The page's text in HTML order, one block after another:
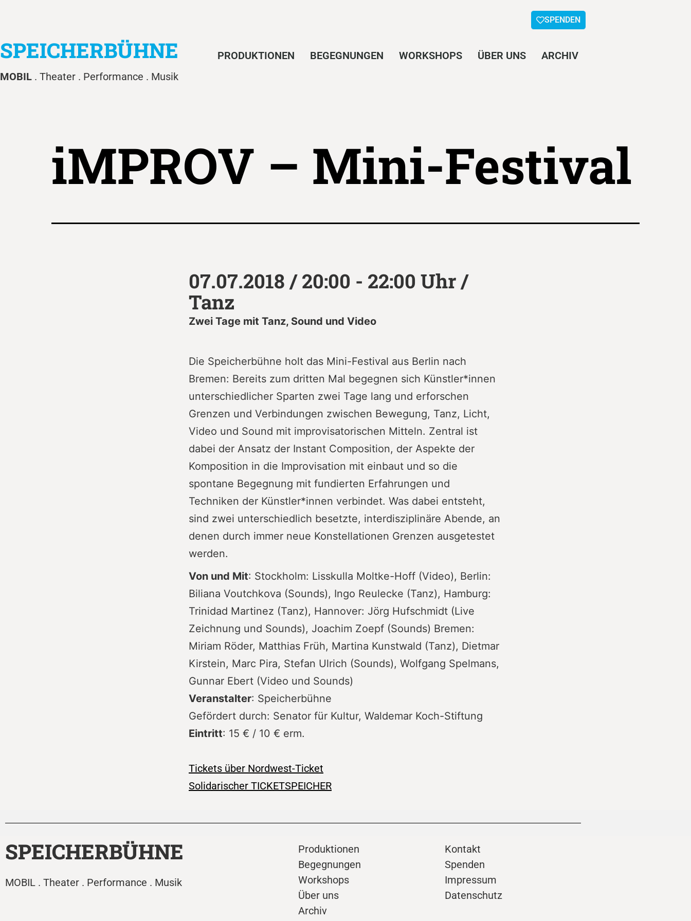
SPENDEN
SPEICHERBÜHNE
MOBIL . Theater . Performance . Musik
PRODUKTIONEN BEGEGNUNGEN WORKSHOPS ÜBER UNS ARCHIV
iMPROV – Mini-Festival
07.07.2018 / 20:00 - 22:00 Uhr /
Tanz
Zwei Tage mit Tanz, Sound und Video
Die Speicherbühne holt das Mini-Festival aus Berlin nach
Bremen: Bereits zum dritten Mal begegnen sich Künstler*innen
unterschiedlicher Sparten zwei Tage lang und erforschen
Grenzen und Verbindungen zwischen Bewegung, Tanz, Licht,
Video und Sound mit improvisatorischen Mitteln. Zentral ist
dabei der Ansatz der Instant Composition, der Aspekte der
Komposition in die Improvisation mit einbaut und so die
spontane Begegnung mit fundierten Erfahrungen und
Techniken der Künstler*innen verbindet. Was dabei entsteht,
sind zwei unterschiedlich besetzte, interdisziplinäre Abende, an
denen durch immer neue Konstellationen Grenzen ausgetestet
werden.
Von und Mit: Stockholm: Lisskulla Moltke-Hoff (Video), Berlin:
Biliana Voutchkova (Sounds), Ingo Reulecke (Tanz), Hamburg:
Trinidad Martinez (Tanz), Hannover: Jörg Hufschmidt (Live
Zeichnung und Sounds), Joachim Zoepf (Sounds) Bremen:
Miriam Röder, Matthias Früh, Martina Kunstwald (Tanz), Dietmar
Kirstein, Marc Pira, Stefan Ulrich (Sounds), Wolfgang Spelmans,
Gunnar Ebert (Video und Sounds)
Veranstalter: Speicherbühne
Gefördert durch: Senator für Kultur, Waldemar Koch-Stiftung
Eintritt: 15 € / 10 € erm.
Tickets über Nordwest-Ticket
Solidarischer TICKETSPEICHER
SPEICHERBÜHNE
MOBIL . Theater . Performance . Musik
Produktionen
Begegnungen
Workshops
Über uns
Archiv
Kontakt
Spenden
Impressum
Datenschutz